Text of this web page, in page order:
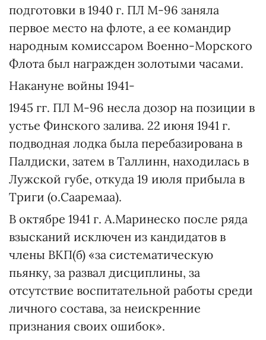
подготовки в 1940 г. ПЛ М-96 заняла
первое место на флоте, а ее командир
народным комиссаром Военно-Морского
Флота был награжден золотыми часами.
Накануне войны 1941-
1945 гг. ПЛ М-96 несла дозор на позиции в
устье Финского залива. 22 июня 1941 г.
подводная лодка была перебазирована в
Палдиски, затем в Таллинн, находилась в
Лужской губе, откуда 19 июля прибыла в
Триги (о.Сааремаа).
В октябре 1941 г. А.Маринеско после ряда
взысканий исключен из кандидатов в
члены ВКП(б) «за систематическую
пьянку, за развал дисциплины, за
отсутствие воспитательной работы среди
личного состава, за неискренние
признания своих ошибок».